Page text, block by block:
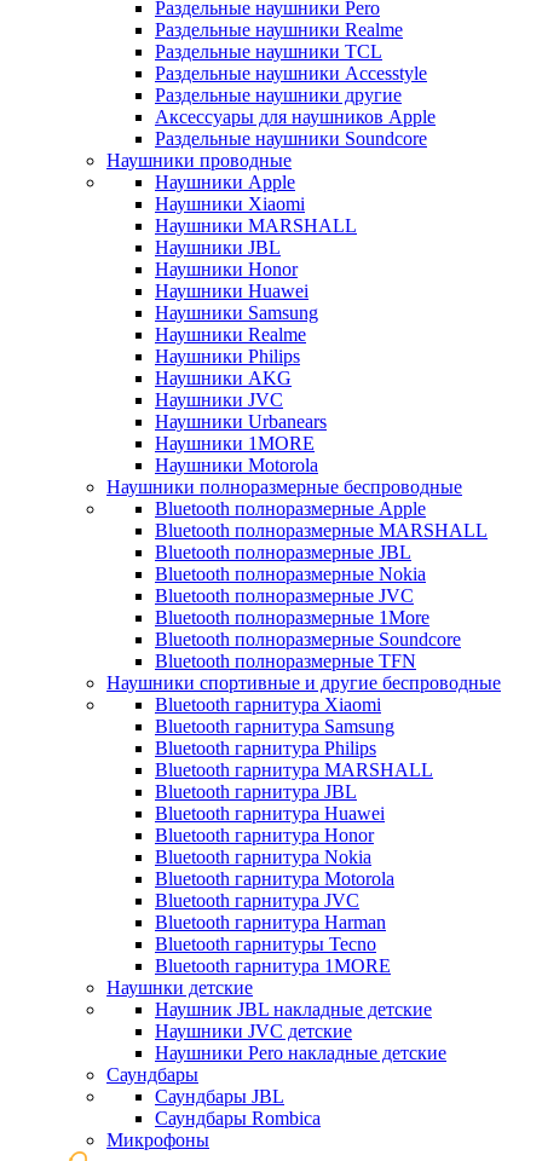
Раздельные наушники Pero
Раздельные наушники Realme
Раздельные наушники TCL
Раздельные наушники Accesstyle
Раздельные наушники другие
Аксессуары для наушников Apple
Раздельные наушники Soundcore
Наушники проводные
Наушники Apple
Наушники Xiaomi
Наушники MARSHALL
Наушники JBL
Наушники Honor
Наушники Huawei
Наушники Samsung
Наушники Realme
Наушники Philips
Наушники AKG
Наушники JVC
Наушники Urbanears
Наушники 1MORE
Наушники Motorola
Наушники полноразмерные беспроводные
Bluetooth полноразмерные Apple
Bluetooth полноразмерные MARSHALL
Bluetooth полноразмерные JBL
Bluetooth полноразмерные Nokia
Bluetooth полноразмерные JVC
Bluetooth полноразмерные 1More
Bluetooth полноразмерные Soundcore
Bluetooth полноразмерные TFN
Наушники спортивные и другие беспроводные
Bluetooth гарнитура Xiaomi
Bluetooth гарнитура Samsung
Bluetooth гарнитура Philips
Bluetooth гарнитура MARSHALL
Bluetooth гарнитура JBL
Bluetooth гарнитура Huawei
Bluetooth гарнитура Honor
Bluetooth гарнитура Nokia
Bluetooth гарнитура Motorola
Bluetooth гарнитура JVC
Bluetooth гарнитура Harman
Bluetooth гарнитуры Tecno
Bluetooth гарнитура 1MORE
Наушнки детские
Наушник JBL накладные детские
Наушники JVC детские
Наушники Pero накладные детские
Саундбары
Саундбары JBL
Саундбары Rombica
Микрофоны